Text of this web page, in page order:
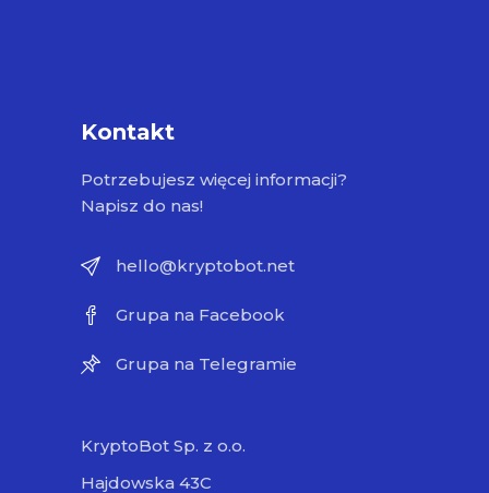
Kontakt
Potrzebujesz więcej informacji?
Napisz do nas!
hello@kryptobot.net
Grupa na Facebook
Grupa na Telegramie
KryptoBot Sp. z o.o.
Hajdowska 43C